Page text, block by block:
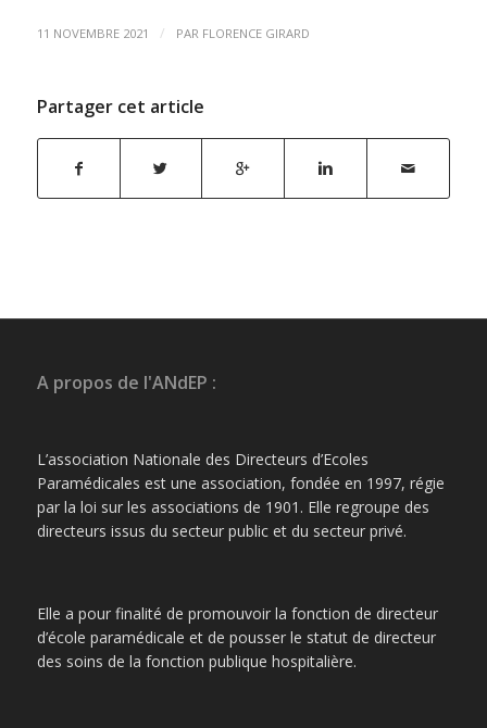
11 NOVEMBRE 2021 / PAR FLORENCE GIRARD
Partager cet article
A propos de l'ANdEP :
L’association Nationale des Directeurs d’Ecoles
Paramédicales est une association, fondée en 1997, régie
par la loi sur les associations de 1901. Elle regroupe des
directeurs issus du secteur public et du secteur privé.
Elle a pour finalité de promouvoir la fonction de directeur
d’école paramédicale et de pousser le statut de directeur
des soins de la fonction publique hospitalière.